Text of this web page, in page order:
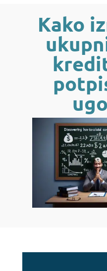
Kako